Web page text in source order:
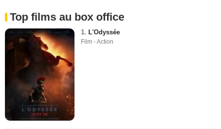
Top films au box office
1. L'Odyssée
Film - Action